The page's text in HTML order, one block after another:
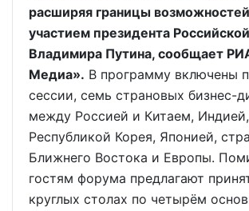
расширяя границы
участием президента
Владимира Путина, сообщает
Медиа». В программу включены
сессии, семь страновых бизнес-
между Россией и Китаем, Индией,
Республикой Корея, Японией,
Ближнего Востока и Европы.
гостям форума предлагают
круглых столах по четырём